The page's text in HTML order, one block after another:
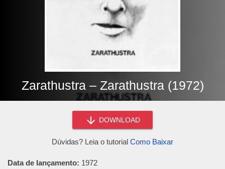
Zarathustra – Zarathustra (1972)
DOWNLOAD
Dúvidas? Leia o tutorial Como Baixar
Data de lançamento: 1972